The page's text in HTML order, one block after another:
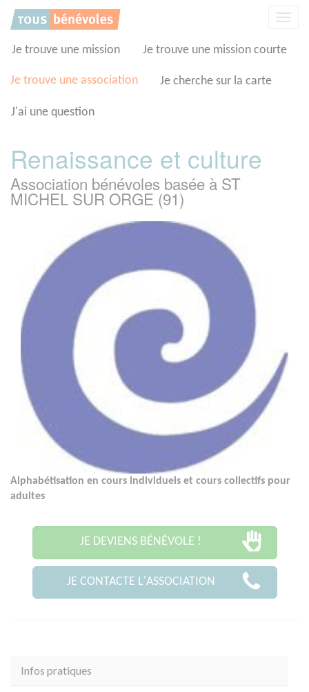
Je trouve une mission Je trouve une mission courte
Je trouve une association Je cherche sur la carte
J'ai une question
Renaissance et culture
Association bénévoles basée à ST
MICHEL SUR ORGE (91)
Alphabétisation en cours individuels et cours collectifs pour
adultes
JE DEVIENS BÉNÉVOLE !
JE CONTACTE L'ASSOCIATION
Infos pratiques
Panneau de gestion des cookies